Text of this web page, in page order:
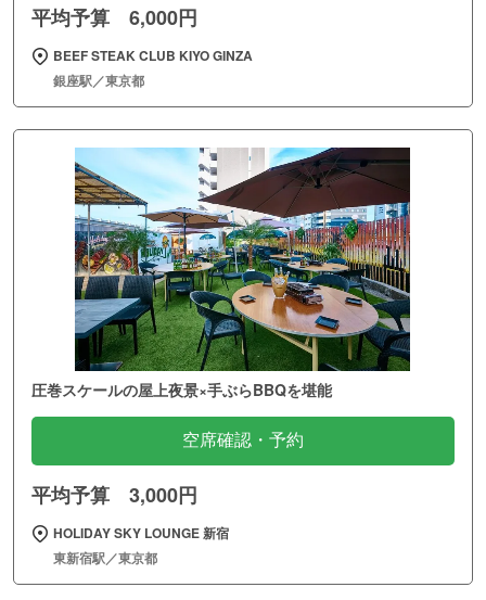
平均予算 6,000円
BEEF STEAK CLUB KIYO GINZA
銀座駅／東京都
圧巻スケールの屋上夜景×手ぶらBBQを堪能
空席確認・予約
平均予算 3,000円
HOLIDAY SKY LOUNGE 新宿
東新宿駅／東京都